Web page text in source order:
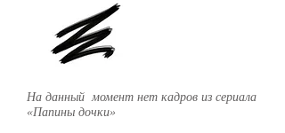
На данный момент нет кадров из сериала
«Папины дочки»